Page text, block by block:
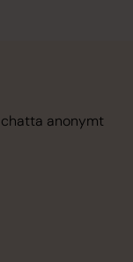
anonymt